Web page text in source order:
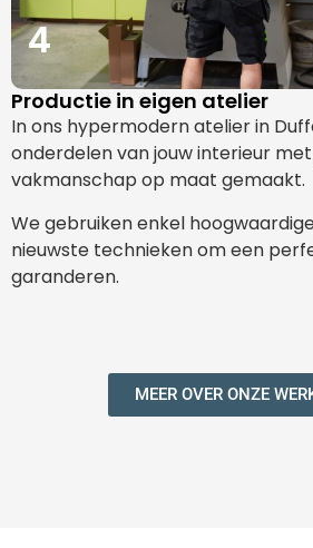
4
Productie in eigen atelier
In ons hypermodern atelier in
onderdelen van jouw interieur
vakmanschap op maat gemaakt.
We gebruiken enkel
nieuwste technieken om een
garanderen.
MEER OVER ONZE